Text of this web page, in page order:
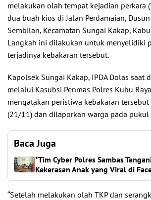
melakukan olah tempat kejadian perkara
dua buah kios di Jalan Perdamaian,
Sembilan, Kecamatan Sungai Kakap,
Langkah ini dilakukan untuk menyelidiki
terjadinya kebakaran tersebut.
Kapolsek Sungai Kakap, IPDA Dolas saat
melalui Kasubsi Penmas Polres Kubu
mengatakan peristiwa kebakaran
(21/11) dan dilaporkan warga pada pukul
Baca Juga
*Tim Cyber Polres Sambas
Kekerasan Anak yang Viral di
“Setelah melakukan olah TKP dan